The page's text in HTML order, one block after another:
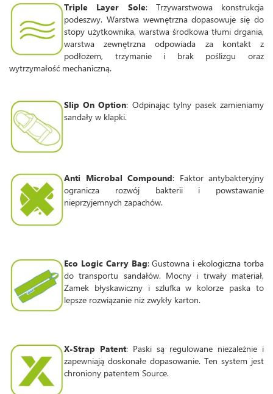
Triple Layer Sole: Trzywarstwowa konstrukcja
podeszwy. Warstwa wewnętrzna dopasowuje się do
stopy użytkownika, warstwa środkowa tłumi drgania,
warstwa zewnętrzna odpowiada za kontakt z
podłożem, trzymanie i brak poślizgu oraz
wytrzymałość mechaniczną.
Slip On Option: Odpinając tylny pasek zamieniamy
sandały w klapki.
Anti Microbal Compound: Faktor antybakteryjny
ogranicza rozwój bakterii i powstawanie
nieprzyjemnych zapachów.
Eco Logic Carry Bag: Gustowna i ekologiczna torba
do transportu sandałów. Mocny i trwały materiał,
Zamek błyskawiczny i szlufka w kolorze paska to
lepsze rozwiązanie niż zwykły karton.
X-Strap Patent: Paski są regulowane niezależnie i
zapewniają doskonałe dopasowanie. Ten system jest
chroniony patentem Source.